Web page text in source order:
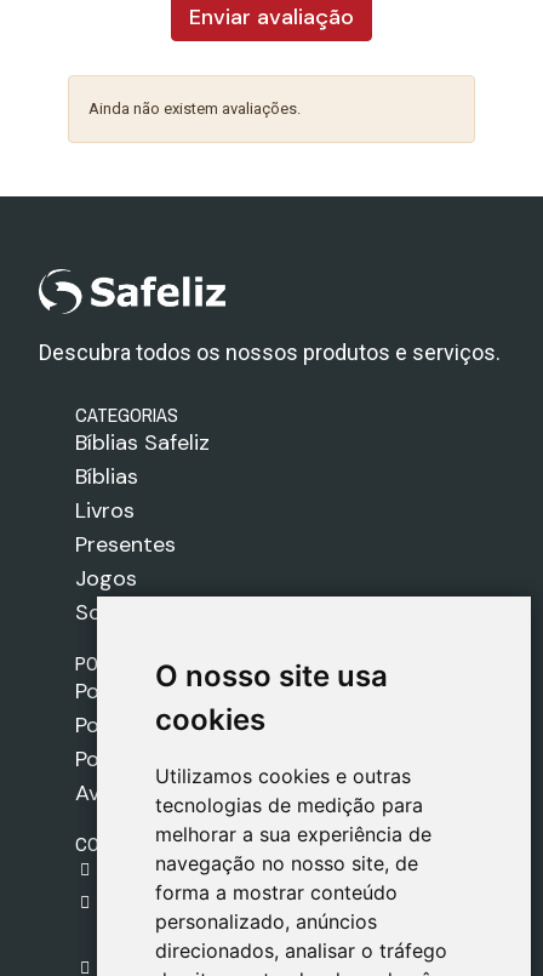
O nosso site usa
cookies
Utilizamos cookies e outras
tecnologias de medição para
melhorar a sua experiência de
navegação no nosso site, de
forma a mostrar conteúdo
personalizado, anúncios
direcionados, analisar o tráfego
O nosso site usa
cookies
Utilizamos cookies e outras
tecnologias de medição para
melhorar a sua experiência de
navegação no nosso site, de
forma a mostrar conteúdo
personalizado, anúncios
direcionados, analisar o tráfego
Enviar avaliação
Ainda não existem avaliações.
Descubra todos os nossos produtos e serviços.
CATEGORIAS
Bíblias Safeliz
Bíblias
Livros
Presentes
Jogos
Sobre nós
POLÍTICAS
Política de Envios
Política de Cookies
Política de Privacidade
Aviso Legal
CONTACTO
gestion@safeliz.com
C. del Pradillo, 6, 28770 Colmenar Viejo,
Madrid
+34 918 459 877